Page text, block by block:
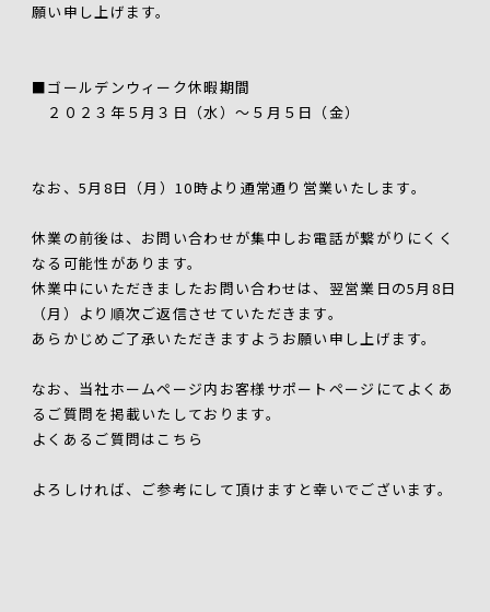
願い申し上げます。
■ゴールデンウィーク休暇期間
２０２３年５月３日（水）～５月５日（金）
なお、5月8日（月）10時より通常通り営業いたします。
休業の前後は、お問い合わせが集中しお電話が繋がりにくく
なる可能性があります。
休業中にいただきましたお問い合わせは、翌営業日の5月8日
（月）より順次ご返信させていただきます。
あらかじめご了承いただきますようお願い申し上げます。
なお、当社ホームページ内お客様サポートページにてよくあ
るご質問を掲載いたしております。
よくあるご質問はこちら
よろしければ、ご参考にして頂けますと幸いでございます。